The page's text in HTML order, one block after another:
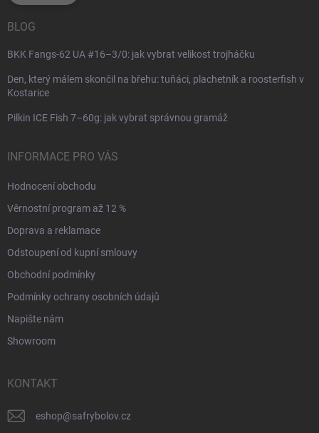
BLOG
BKK Fangs-62 UA #16–3/0: jak vybrat velikost trojháčku
Den, který málem skončil na břehu: tuňáci, plachetník a roosterfish v
Kostarice
Pilkin ICE Fish 7–60g: jak vybrat správnou gramáž
INFORMACE PRO VÁS
Hodnocení obchodu
Věrnostní program až 12 %
Doprava a reklamace
Odstoupení od kupní smlouvy
Obchodní podmínky
Podmínky ochrany osobních údajů
Napište nám
Showroom
KONTAKT
eshop@safrybolov.cz